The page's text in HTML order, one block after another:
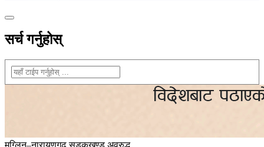
सर्च गर्नुहोस्
मुग्लिन–नारायणगढ सडकखण्ड अवरुद्ध